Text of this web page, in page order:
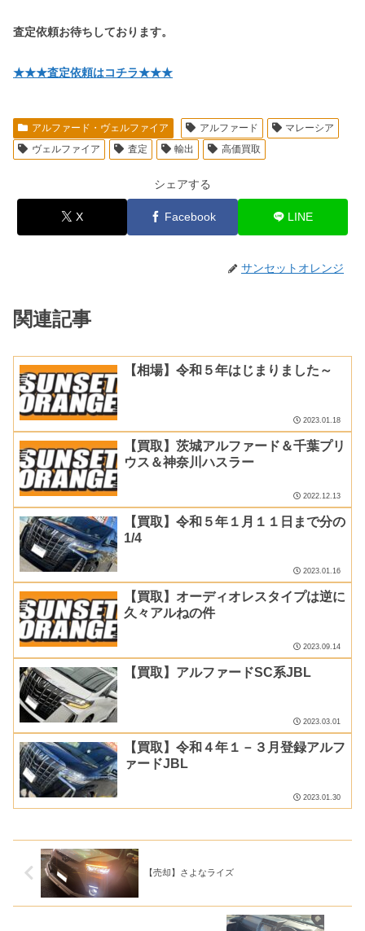
査定依頼お待ちしております。
★★★査定依頼はコチラ★★★
アルファード・ヴェルファイア アルファード
マレーシア
ヴェルファイア
査定 輸出 高価買取
シェアする
X Facebook LINE
サンセットオレンジ
関連記事
【相場】令和５年はじまりました～
2023.01.18
【買取】茨城アルファード＆千葉プリ
ウス＆神奈川ハスラー
2022.12.13
【買取】令和５年１月１１日まで分の
1/4
2023.01.16
【買取】オーディオレスタイプは逆に
久々アルねの件
2023.09.14
【買取】アルファードSC系JBL
2023.03.01
【買取】令和４年１－３月登録アルフ
ァードJBL
2023.01.30
【売却】さよなライズ